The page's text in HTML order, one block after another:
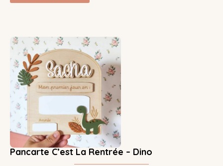
Pancarte C’est La Rentrée – Dino